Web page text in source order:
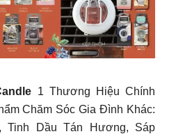
1 Thương Hiệu Chính
Chăm Sóc Gia Đình Khác:
Tinh Dầu Tán Hương, Sáp